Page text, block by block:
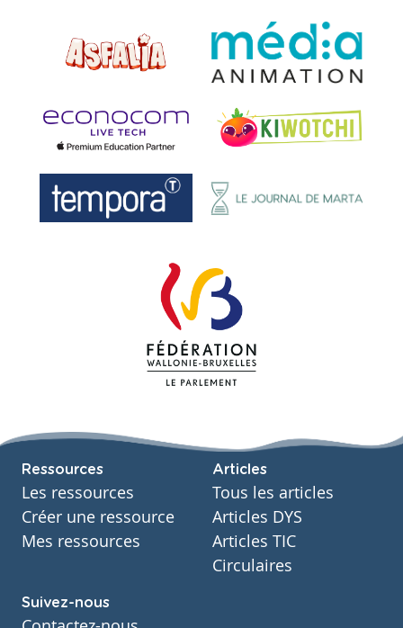
Ressources
Les ressources
Créer une ressource
Mes ressources
Articles
Tous les articles
Articles DYS
Articles TIC
Circulaires
Suivez-nous